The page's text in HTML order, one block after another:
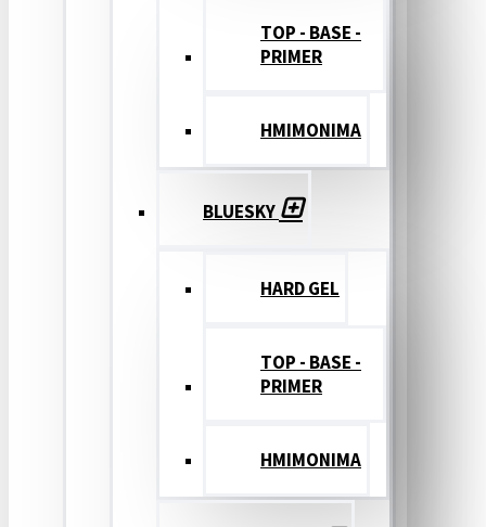
TOP - BASE -
PRIMER
ΗΜΙΜΟΝΙΜΑ
BLUESKY
HARD GEL
TOP - BASE -
PRIMER
ΗΜΙΜΟΝΙΜΑ